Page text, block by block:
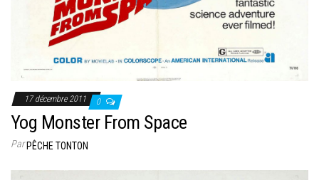
17 décembre 2011 0
Yog Monster From Space
ParPÊCHE TONTON